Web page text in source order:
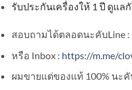
รับประกันเครื่องให้ 1 ปี ดูแล
สอบถามได้ตลอดนะคับLine :
หรือ Inbox : https://m.me/
ผมขายแต่ของแท้ 100% นะ